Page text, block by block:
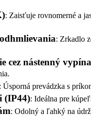
: Zaisťuje rovnomerné a
: Zrkadlo
cez nástenný
: Úsporná prevádzka s
(IP44): Ideálna pre
: Odolný a ľahký na